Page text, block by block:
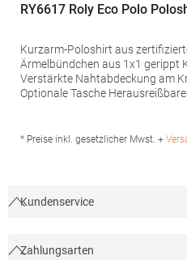
RY6617 Roly Eco Polo
Kurzarm-Poloshirt aus zertifizierter Bio-
Ärmelbündchen aus 1x1 gerippt Knopfleiste mit zwei Knöpfen
Verstärkte Nahtabdeckung am Kragen Seitenschlitze
Optionale Tasche Herausreißbares LabelPfegehinweis: 40 °C
g/
Grey: 85% Baumwolle / 15%
* Preise inkl. gesetzlicher Mwst. +
Kundenservice
Zahlungsarten